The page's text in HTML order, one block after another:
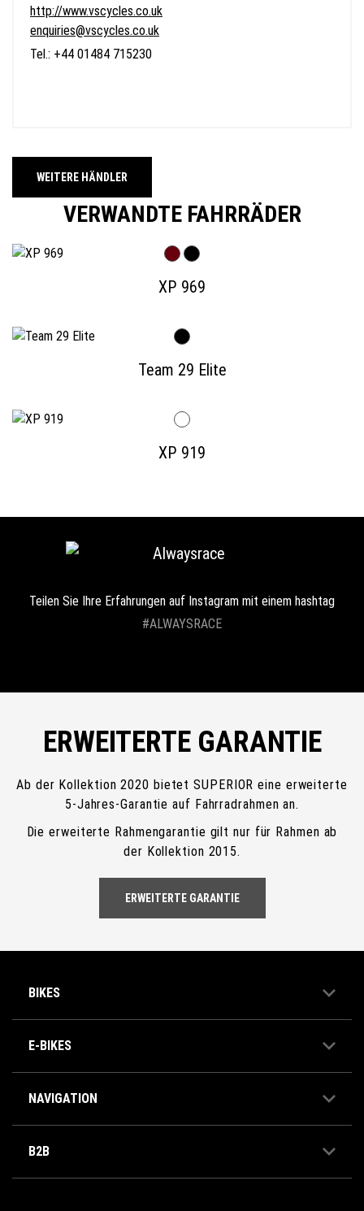
http://www.vscycles.co.uk
enquiries@vscycles.co.uk
Tel.: +44 01484 715230
WEITERE HÄNDLER
VERWANDTE FAHRRÄDER
XP 969
Team 29 Elite
XP 919
Teilen Sie Ihre Erfahrungen auf Instagram mit einem hashtag
#ALWAYSRACE
ERWEITERTE GARANTIE
Ab der Kollektion 2020 bietet SUPERIOR eine erweiterte
5-Jahres-Garantie auf Fahrradrahmen an.
Die erweiterte Rahmengarantie gilt nur für Rahmen ab
der Kollektion 2015.
ERWEITERTE GARANTIE
BIKES
E-BIKES
NAVIGATION
B2B